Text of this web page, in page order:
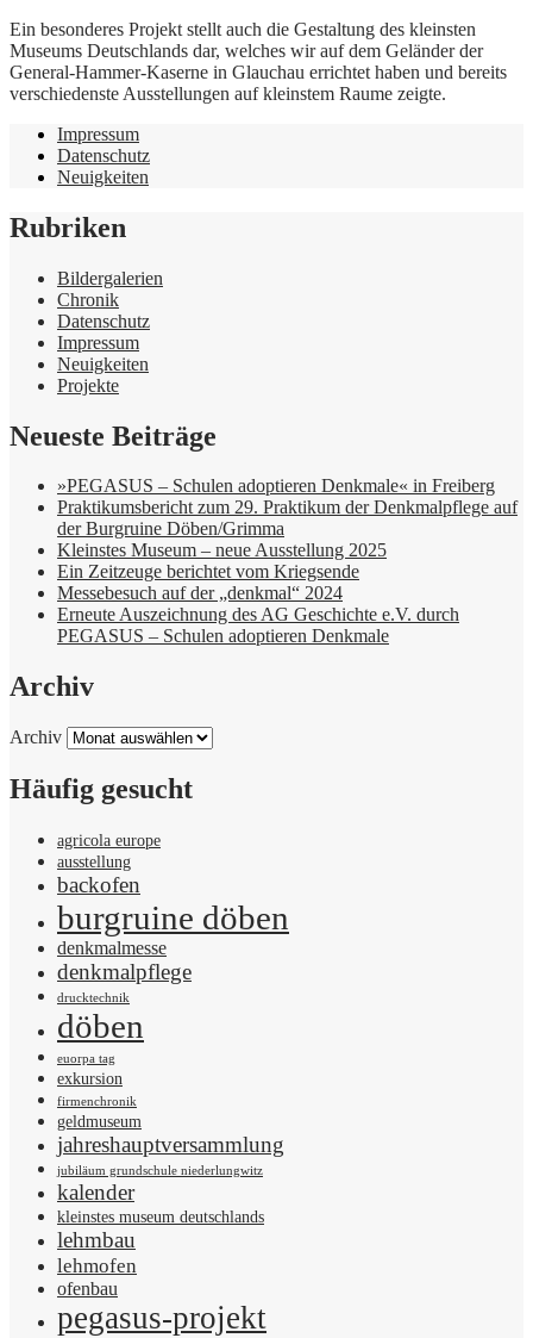
Ein besonderes Projekt stellt auch die Gestaltung des kleinsten
Museums Deutschlands dar, welches wir auf dem Geländer der
General-Hammer-Kaserne in Glauchau errichtet haben und bereits
verschiedenste Ausstellungen auf kleinstem Raume zeigte.
Impressum
Datenschutz
Neuigkeiten
Rubriken
Bildergalerien
Chronik
Datenschutz
Impressum
Neuigkeiten
Projekte
Neueste Beiträge
»PEGASUS – Schulen adoptieren Denkmale« in Freiberg
Praktikumsbericht zum 29. Praktikum der Denkmalpflege auf
der Burgruine Döben/Grimma
Kleinstes Museum – neue Ausstellung 2025
Ein Zeitzeuge berichtet vom Kriegsende
Messebesuch auf der „denkmal“ 2024
Erneute Auszeichnung des AG Geschichte e.V. durch
PEGASUS – Schulen adoptieren Denkmale
Archiv
Archiv
Häufig gesucht
agricola europe
ausstellung
backofen
burgruine döben
denkmalmesse
denkmalpflege
drucktechnik
döben
euorpa tag
exkursion
firmenchronik
geldmuseum
jahreshauptversammlung
jubiläum grundschule niederlungwitz
kalender
kleinstes museum deutschlands
lehmbau
lehmofen
ofenbau
pegasus-projekt